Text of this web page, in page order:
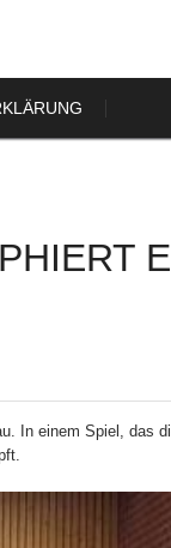
In einem Spiel, das